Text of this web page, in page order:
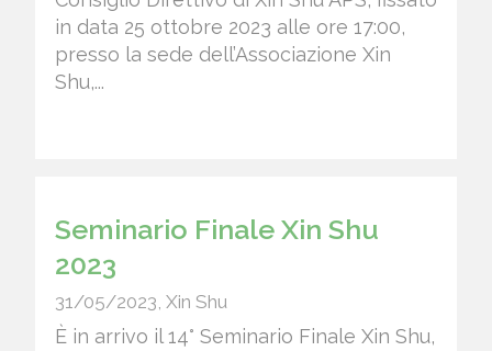
in data 25 ottobre 2023 alle ore 17:00,
presso la sede dell’Associazione Xin
Shu,...
Seminario Finale Xin Shu
2023
31/05/2023, Xin Shu
È in arrivo il 14° Seminario Finale Xin Shu,